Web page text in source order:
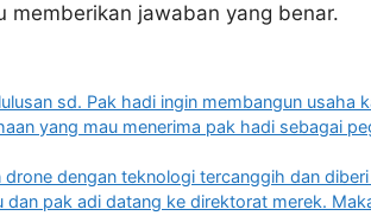
memberikan jawaban yang benar.
sd. Pak hadi ingin membangun usaha
yang mau menerima pak hadi sebagai
dengan teknologi tercanggih dan
pak adi datang ke direktorat merek.